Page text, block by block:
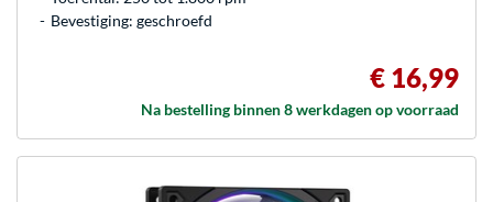
Bevestiging: geschroefd
€ 16,99
Na bestelling binnen 8 werkdagen op voorraad